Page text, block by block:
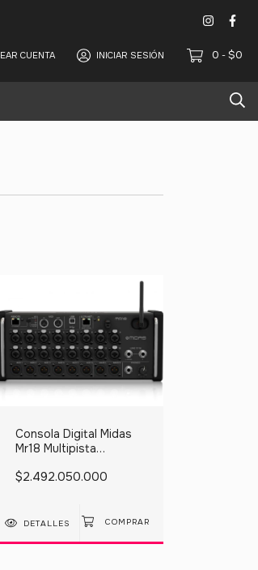
CUENTA INICIAR SESIÓN 0 - $0
de sonido y iluminación
Consola Digital Midas
Mr18 Multipista
$2.492.050.000
DETALLES